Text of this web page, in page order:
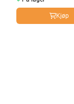
Kjøp